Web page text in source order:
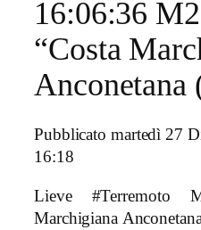
16:06:36
“Costa
Anconetana
Pubblicato martedì 27
16:18
Lieve #Terremoto
Marchigiana